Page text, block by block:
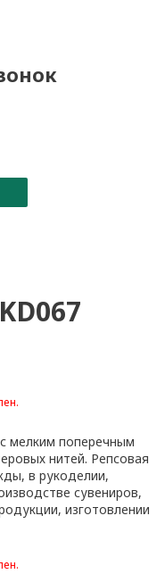
мелким поперечным
нитей. Репсовая
в рукоделии,
сувениров,
изготовлении